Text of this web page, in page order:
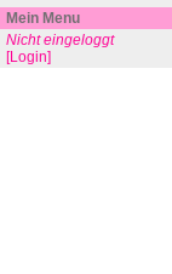
Mein Menu
Nicht eingeloggt
[Login]